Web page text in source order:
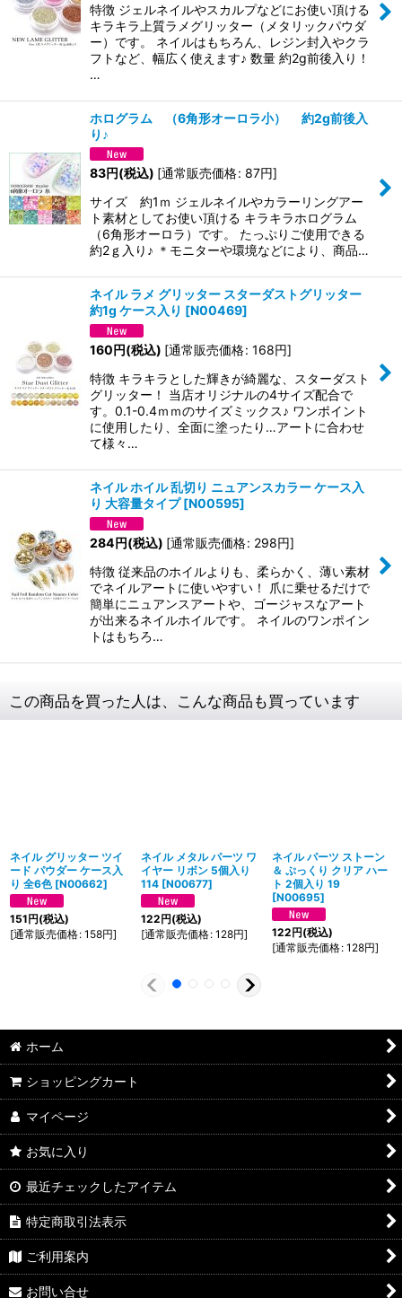
特徴 ジェルネイルやスカルプなどにお使い頂ける
キラキラ上質ラメグリッター（メタリックパウダ
ー）です。 ネイルはもちろん、レジン封入やクラ
フトなど、幅広く使えます♪ 数量 約2g前後入り！
…
ホログラム （6角形オーロラ小） 約2g前後入
り♪
83円(税込) [通常販売価格: 87円]
サイズ 約1ｍ ジェルネイルやカラーリングアー
ト素材としてお使い頂ける キラキラホログラム
（6角形オーロラ）です。 たっぷりご使用できる
約2ｇ入り♪ ＊モニターや環境などにより、商品…
ネイル ラメ グリッター スターダストグリッター
約1g ケース入り [N00469]
160円(税込) [通常販売価格: 168円]
特徴 キラキラとした輝きが綺麗な、スターダスト
グリッター！ 当店オリジナルの4サイズ配合で
す。0.1-0.4ｍｍのサイズミックス♪ ワンポイント
に使用したり、全面に塗ったり…アートに合わせ
て様々…
ネイル ホイル 乱切り ニュアンスカラー ケース入
り 大容量タイプ [N00595]
284円(税込) [通常販売価格: 298円]
特徴 従来品のホイルよりも、柔らかく、薄い素材
でネイルアートに使いやすい！ 爪に乗せるだけで
簡単にニュアンスアートや、ゴージャスなアート
が出来るネイルホイルです。 ネイルのワンポイン
トはもちろ…
この商品を買った人は、こんな商品も買っています
ネイル グリッター ツイ
ード パウダー ケース入
り 全6色 [N00662]
151円(税込)
[通常販売価格: 158円]
ネイル メタル パーツ ワ
イヤー リボン 5個入り
114 [N00677]
122円(税込)
[通常販売価格: 128円]
ネイル パーツ ストーン
＆ ぷっくり クリア ハー
ト 2個入り 19
[N00695]
122円(税込)
[通常販売価格: 128円]
ホーム
ショッピングカート
マイページ
お気に入り
最近チェックしたアイテム
特定商取引法表示
ご利用案内
お問い合せ